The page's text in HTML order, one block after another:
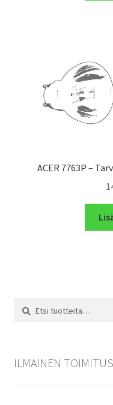
ACER 7763P –
Etsi:
Haku
ILMAINEN